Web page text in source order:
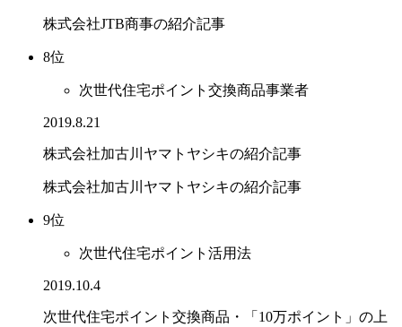
株式会社JTB商事の紹介記事
8位
次世代住宅ポイント交換商品事業者
2019.8.21
株式会社加古川ヤマトヤシキの紹介記事
株式会社加古川ヤマトヤシキの紹介記事
9位
次世代住宅ポイント活用法
2019.10.4
次世代住宅ポイント交換商品・「10万ポイント」の上